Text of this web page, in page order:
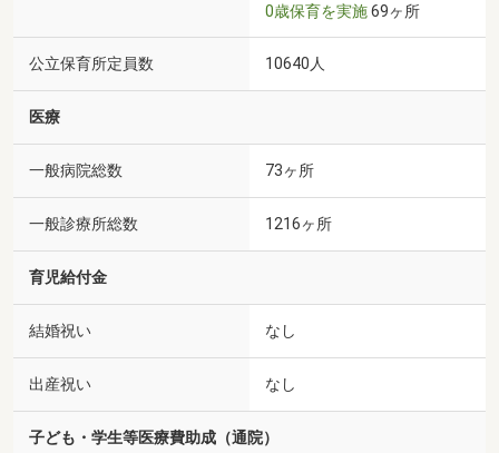
0歳保育を実施69ヶ所
公立保育所定員数 10640人
医療
一般病院総数 73ヶ所
一般診療所総数 1216ヶ所
育児給付金
結婚祝い なし
出産祝い なし
子ども・学生等医療費助成（通院）